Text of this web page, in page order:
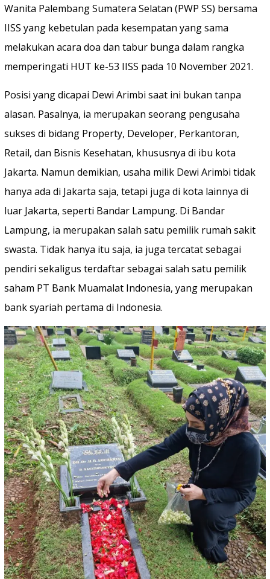
Wanita Palembang Sumatera Selatan (PWP SS) bersama
IISS yang kebetulan pada kesempatan yang sama
melakukan acara doa dan tabur bunga dalam rangka
memperingati HUT ke-53 IISS pada 10 November 2021.
Posisi yang dicapai Dewi Arimbi saat ini bukan tanpa
alasan. Pasalnya, ia merupakan seorang pengusaha
sukses di bidang Property, Developer, Perkantoran,
Retail, dan Bisnis Kesehatan, khususnya di ibu kota
Jakarta. Namun demikian, usaha milik Dewi Arimbi tidak
hanya ada di Jakarta saja, tetapi juga di kota lainnya di
luar Jakarta, seperti Bandar Lampung. Di Bandar
Lampung, ia merupakan salah satu pemilik rumah sakit
swasta. Tidak hanya itu saja, ia juga tercatat sebagai
pendiri sekaligus terdaftar sebagai salah satu pemilik
saham PT Bank Muamalat Indonesia, yang merupakan
bank syariah pertama di Indonesia.